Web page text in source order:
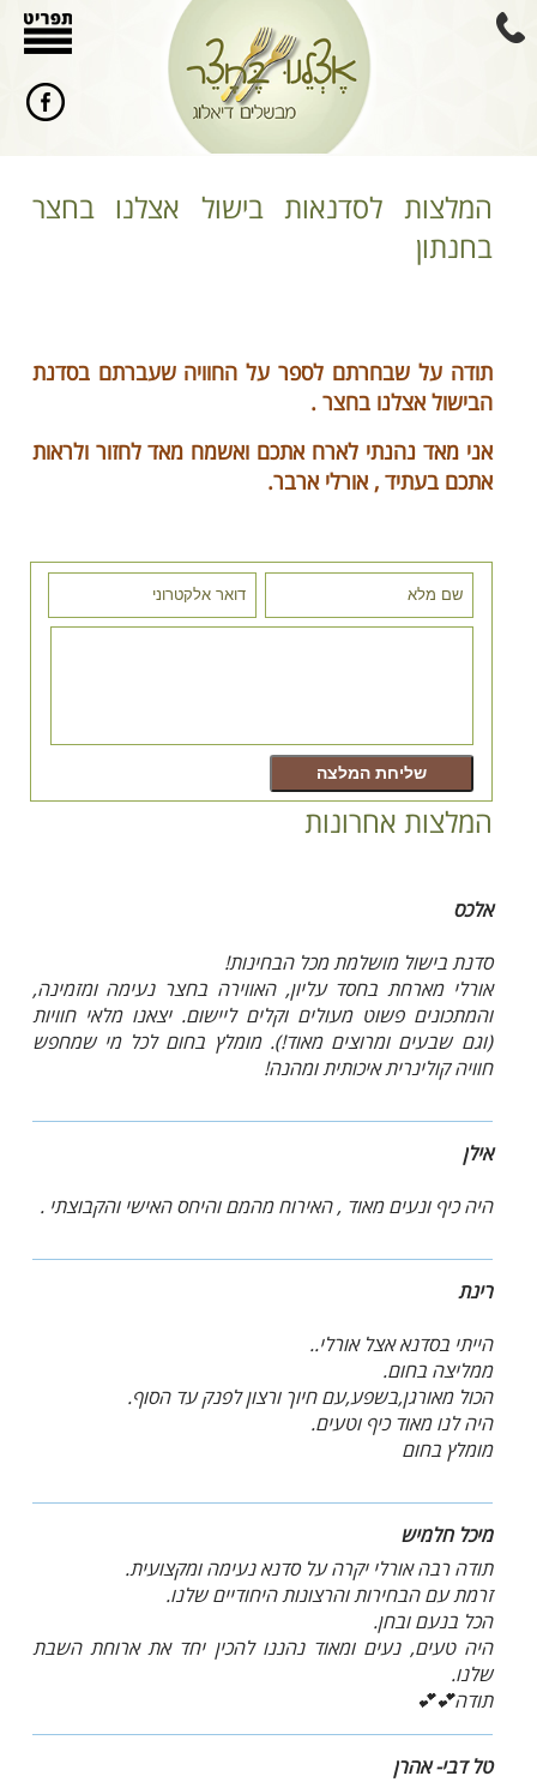
המלצות לסדנאות בישול אצלנו בחצר
בחנתון
תודה על שבחרתם לספר על החוויה שעברתם בסדנת
הבישול אצלנו בחצר .
אני מאד נהנתי לארח אתכם ואשמח מאד לחזור ולראות
אתכם בעתיד , אורלי ארבר.
המלצות אחרונות
אלכס
סדנת בישול מושלמת מכל הבחינות!
אורלי מארחת בחסד עליון, האווירה בחצר נעימה ומזמינה,
והמתכונים פשוט מעולים וקלים ליישום. יצאנו מלאי חוויות
(וגם שבעים ומרוצים מאוד!). מומלץ בחום לכל מי שמחפש
חוויה קולינרית איכותית ומהנה!
אילן
היה כיף ונעים מאוד , האירוח מהמם והיחס האישי והקבוצתי .
רינת
הייתי בסדנא אצל אורלי..
ממליצה בחום.
הכול מאורגן,בשפע,עם חיוך ורצון לפנק עד הסוף.
היה לנו מאוד כיף וטעים.
מומלץ בחום
מיכל חלמיש
תודה רבה אורלי יקרה על סדנא נעימה ומקצועית.
זרמת עם הבחירות והרצונות היחודיים שלנו.
הכל בנעם ובחן.
היה טעים, נעים ומאוד נהננו להכין יחד את ארוחת השבת
שלנו.
תודה💕💕
טל דבי- אהרן